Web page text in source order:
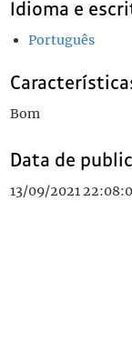
Idioma e
Português
Bom
Data de
13/09/2021